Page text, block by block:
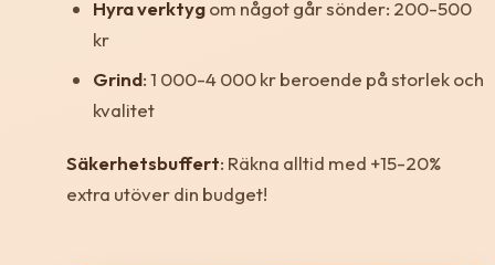
Hyra verktygom något går sönder: 200-500
kr
Grind: 1 000-4 000 kr beroende på storlek och
kvalitet
Säkerhetsbuffert: Räkna alltid med +15-20%
extra utöver din budget!